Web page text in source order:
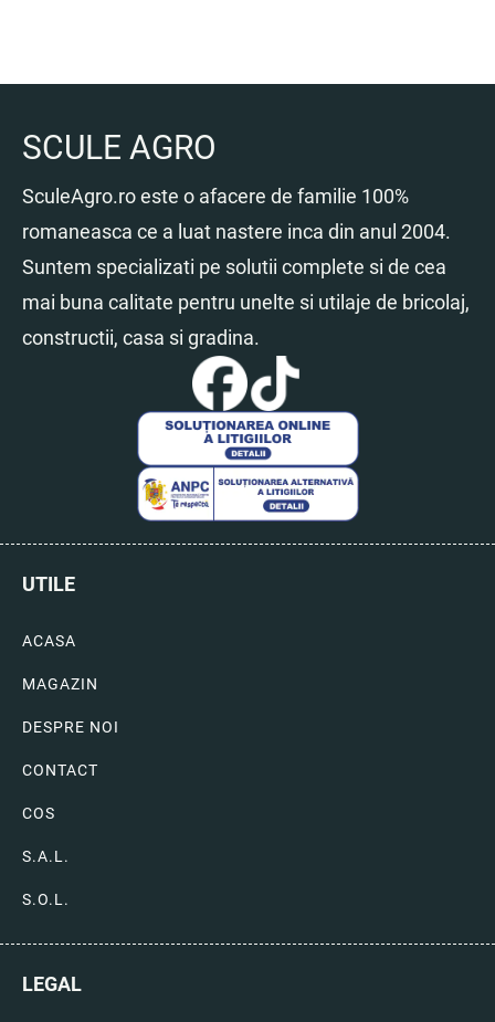
SCULE AGRO
SculeAgro.ro este o afacere de familie 100%
romaneasca ce a luat nastere inca din anul 2004.
Suntem specializati pe solutii complete si de cea
mai buna calitate pentru unelte si utilaje de bricolaj,
constructii, casa si gradina.
UTILE
ACASA
MAGAZIN
DESPRE NOI
CONTACT
COS
S.A.L.
S.O.L.
LEGAL